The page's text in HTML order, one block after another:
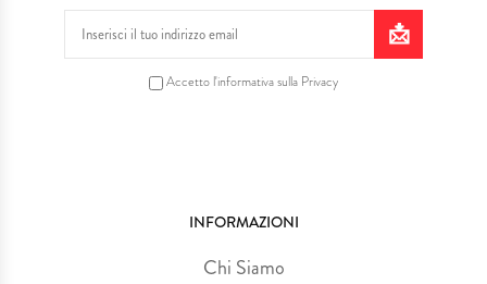
Accetto l'informativa sulla Privacy
INFORMAZIONI
Chi Siamo